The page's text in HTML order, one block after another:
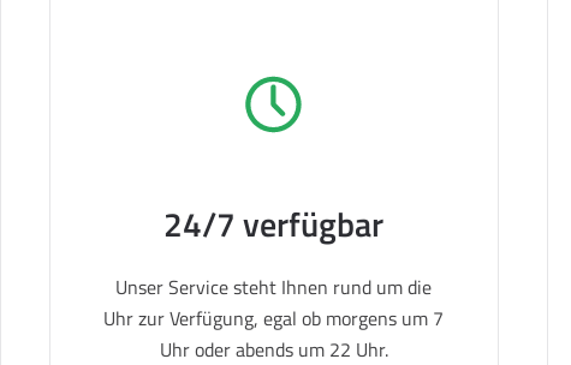
24/7 verfügbar
Unser Service steht Ihnen rund um die
Uhr zur Verfügung, egal ob morgens um 7
Uhr oder abends um 22 Uhr.